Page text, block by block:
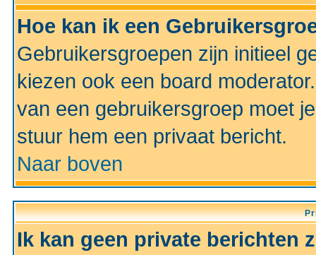
Hoe kan ik een
Gebruikersgroepen zijn initieel
kiezen ook een board
van een gebruikersgroep moet
stuur hem een privaat bericht.
Naar boven
Ik kan geen private berichten